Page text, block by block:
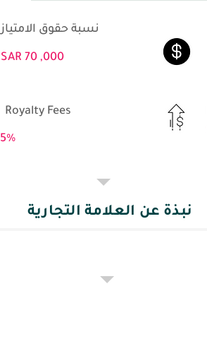
نسبة حقوق الامتياز
SAR 70 ,000
Royalty Fees
5%